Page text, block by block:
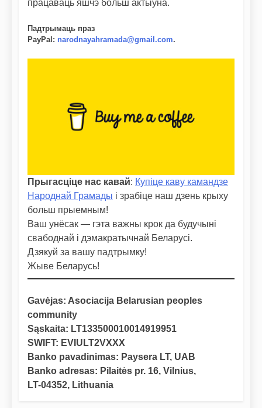
працаваць яшчэ больш актыўна.
Падтрымаць праз
PayPal : narodnayahramada@gmail.com.
Прыгасціце нас кавай: Купіце каву камандзе
Народнай Грамады і зрабіце наш дзень крыху
больш прыемным!
Ваш унёсак — гэта важны крок да будучыні
свабоднай і дэмакратычнай Беларусі.
Дзякуй за вашу падтрымку!
Жыве Беларусь!
Gavėjas: Asociacija Belarusian peoples
community
Sąskaita: LT133500010014919951
SWIFT: EVIULT2VXXX
Banko pavadinimas: Paysera LT, UAB
Banko adresas: Pilaitės pr. 16, Vilnius,
LT-04352, Lithuania